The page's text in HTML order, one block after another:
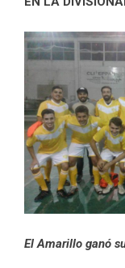
El Amarillo ganó